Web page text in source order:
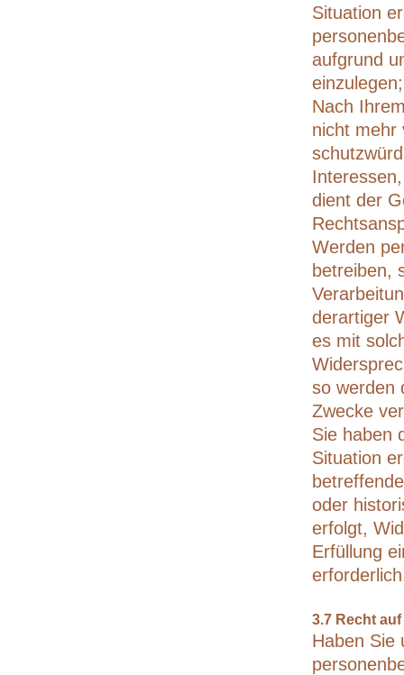
Situation
aufgrund
Nach
nicht mehr
dient der
Werden
betreiben,
derartiger
es mit
so werden
Zwecke
Sie haben
Situation
oder
erfolgt,
Erfüllung
3.7 Recht
Haben Sie